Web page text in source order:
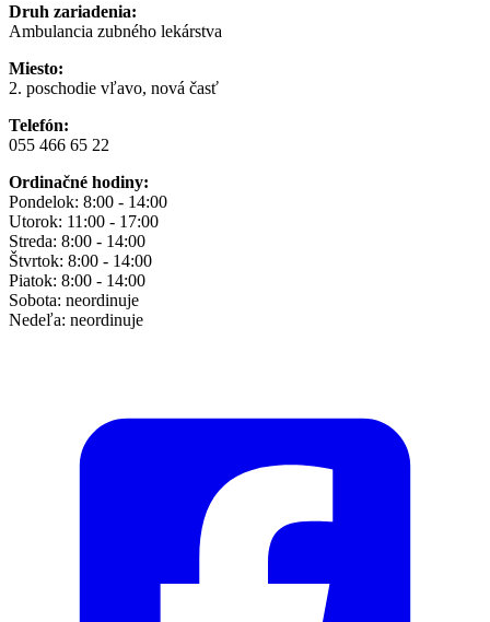
Druh zariadenia:
Ambulancia zubného lekárstva
Miesto:
2. poschodie vľavo, nová časť
Telefón:
055 466 65 22
Ordinačné hodiny:
Pondelok: 8:00 - 14:00
Utorok: 11:00 - 17:00
Streda: 8:00 - 14:00
Štvrtok: 8:00 - 14:00
Piatok: 8:00 - 14:00
Sobota: neordinuje
Nedeľa: neordinuje